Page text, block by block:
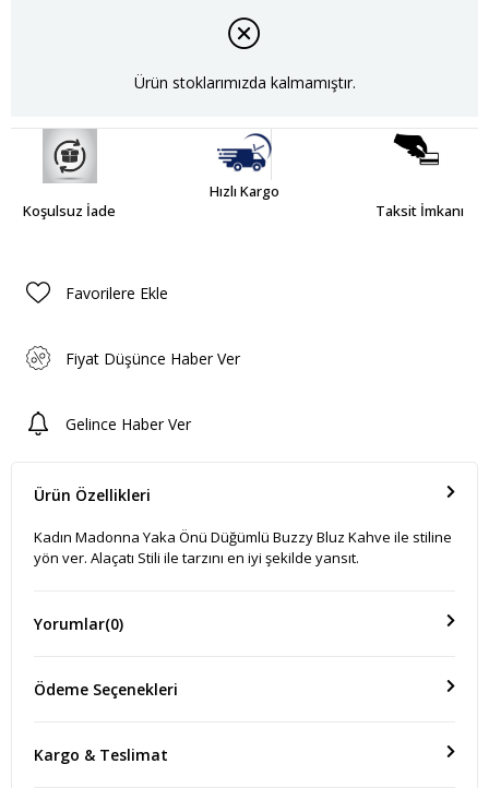
Ürün stoklarımızda kalmamıştır.
Koşulsuz İade
Hızlı Kargo
Taksit İmkanı
Favorilere Ekle
Fiyat Düşünce Haber Ver
Gelince Haber Ver
Ürün Özellikleri
Kadın Madonna Yaka Önü Düğümlü Buzzy Bluz Kahve ile stiline
yön ver. Alaçatı Stili ile tarzını en iyi şekilde yansıt.
Yorumlar(0)
Ödeme Seçenekleri
Kargo & Teslimat